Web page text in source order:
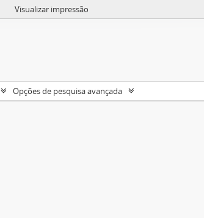
Visualizar impressão
Opções de pesquisa avançada